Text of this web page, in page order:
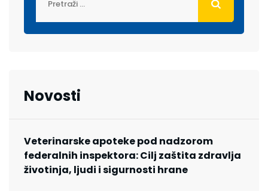
Novosti
Veterinarske apoteke pod nadzorom
federalnih inspektora: Cilj zaštita zdravlja
životinja, ljudi i sigurnosti hrane